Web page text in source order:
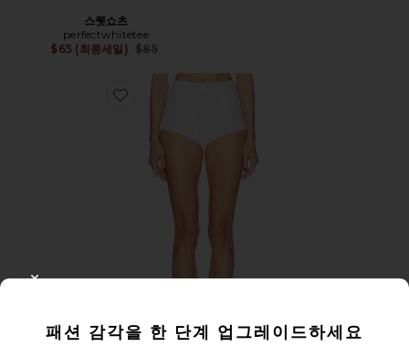
스웻쇼츠
perfectwhitetee
$65 (최종세일) Previous price:
$85
Favorite CHEEKY BOXER 반바지
패션 감각을 한 단계 업그레이드하세요